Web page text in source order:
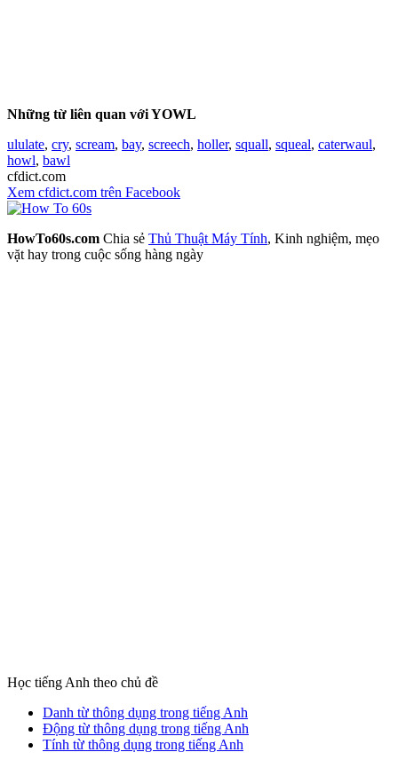
Những từ liên quan với YOWL
ululate, cry, scream, bay, screech, holler, squall, squeal, caterwaul,
howl, bawl
cfdict.com
Xem cfdict.com trên Facebook
HowTo60s.com Chia sẻ Thủ Thuật Máy Tính, Kinh nghiệm, mẹo
vặt hay trong cuộc sống hàng ngày
Học tiếng Anh theo chủ đề
Danh từ thông dụng trong tiếng Anh
Động từ thông dụng trong tiếng Anh
Tính từ thông dụng trong tiếng Anh